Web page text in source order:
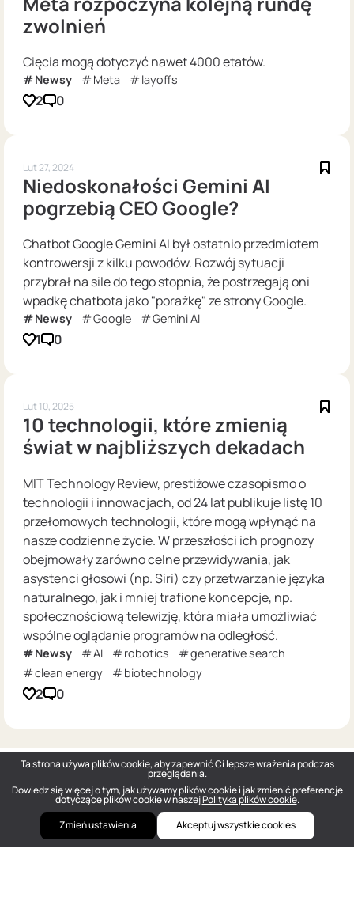
zwolnień
Cięcia mogą dotyczyć nawet 4000 etatów.
Newsy Meta layoffs
2 0
Lut 27, 2024
Niedoskonałości Gemini AI
pogrzebią CEO Google?
Chatbot Google Gemini AI był ostatnio przedmiotem
kontrowersji z kilku powodów. Rozwój sytuacji
przybrał na sile do tego stopnia, że postrzegają oni
wpadkę chatbota jako "porażkę" ze strony Google.
Newsy Google Gemini AI
1 0
Lut 10, 2025
10 technologii, które zmienią
świat w najbliższych dekadach
MIT Technology Review, prestiżowe czasopismo o
technologii i innowacjach, od 24 lat publikuje listę 10
przełomowych technologii, które mogą wpłynąć na
nasze codzienne życie. W przeszłości ich prognozy
obejmowały zarówno celne przewidywania, jak
asystenci głosowi (np. Siri) czy przetwarzanie języka
naturalnego, jak i mniej trafione koncepcje, np.
społecznościową telewizję, która miała umożliwiać
wspólne oglądanie programów na odległość.
Newsy AI robotics
generative search
clean energy
biotechnology
2 0
Ta strona używa plików cookie, aby zapewnić Ci lepsze wrażenia podczas
przeglądania.
Dowiedz się więcej o tym, jak używamy plików cookie i jak zmienić preferencje
dotyczące plików cookie w naszejPolityka plików cookie.
Zmień ustawienia
Akceptuj wszystkie cookies